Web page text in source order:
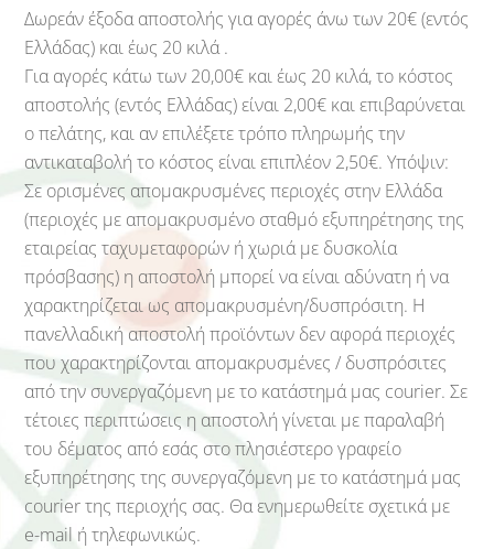
Δωρεάν έξοδα αποστολής για αγορές άνω των 20€ (εντός
Ελλάδας) και έως 20 κιλά .
Για αγορές κάτω των 20,00€ και έως 20 κιλά, το κόστος
αποστολής (εντός Ελλάδας) είναι 2,00€ και επιβαρύνεται
ο πελάτης, και αν επιλέξετε τρόπο πληρωμής την
αντικαταβολή το κόστος είναι επιπλέον 2,50€. Υπόψιν:
Σε ορισμένες απομακρυσμένες περιοχές στην Ελλάδα
(περιοχές με απομακρυσμένο σταθμό εξυπηρέτησης της
εταιρείας ταχυμεταφορών ή χωριά με δυσκολία
πρόσβασης) η αποστολή μπορεί να είναι αδύνατη ή να
χαρακτηρίζεται ως απομακρυσμένη/δυσπρόσιτη. Η
πανελλαδική αποστολή προϊόντων δεν αφορά περιοχές
που χαρακτηρίζονται απομακρυσμένες / δυσπρόσιτες
από την συνεργαζόμενη με το κατάστημά μας courier. Σε
τέτοιες περιπτώσεις η αποστολή γίνεται με παραλαβή
του δέματος από εσάς στο πλησιέστερο γραφείο
εξυπηρέτησης της συνεργαζόμενη με το κατάστημά μας
courier της περιοχής σας. Θα ενημερωθείτε σχετικά με
e-mail ή τηλεφωνικώς.